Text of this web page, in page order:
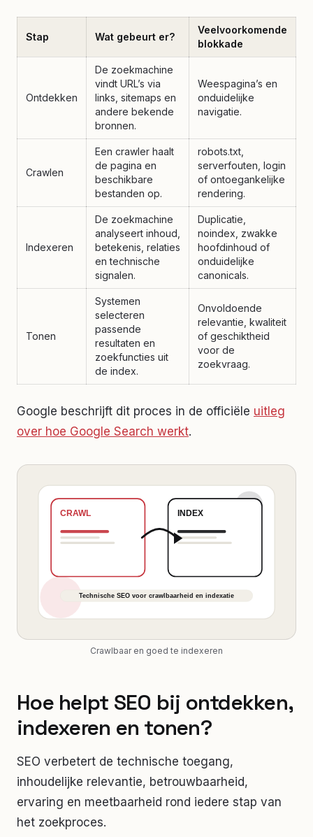
Stap Wat gebeurt er?
Veelvoorkomende
blokkade
Ontdekken
De zoekmachine
vindt URL’s via
links, sitemaps en
andere bekende
bronnen.
Weespagina’s en
onduidelijke
navigatie.
Crawlen
Een crawler haalt
de pagina en
beschikbare
bestanden op.
robots.txt,
serverfouten, login
of ontoegankelijke
rendering.
Indexeren
De zoekmachine
analyseert inhoud,
betekenis, relaties
en technische
signalen.
Duplicatie,
noindex, zwakke
hoofdinhoud of
onduidelijke
canonicals.
Tonen
Systemen
selecteren
passende
resultaten en
zoekfuncties uit
de index.
Onvoldoende
relevantie, kwaliteit
of geschiktheid
voor de
zoekvraag.
Google beschrijft dit proces in de officiële uitleg
over hoe Google Search werkt.
Crawlbaar en goed te indexeren
Hoe helpt SEO bij ontdekken,
indexeren en tonen?
SEO verbetert de technische toegang,
inhoudelijke relevantie, betrouwbaarheid,
ervaring en meetbaarheid rond iedere stap van
het zoekproces.